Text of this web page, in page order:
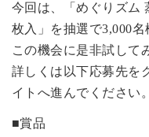
今回は、「めぐりズム
枚入」を抽選で3,000名
この機会に是非試して
詳しくは以下応募先を
イトへ進んでください。
■賞品